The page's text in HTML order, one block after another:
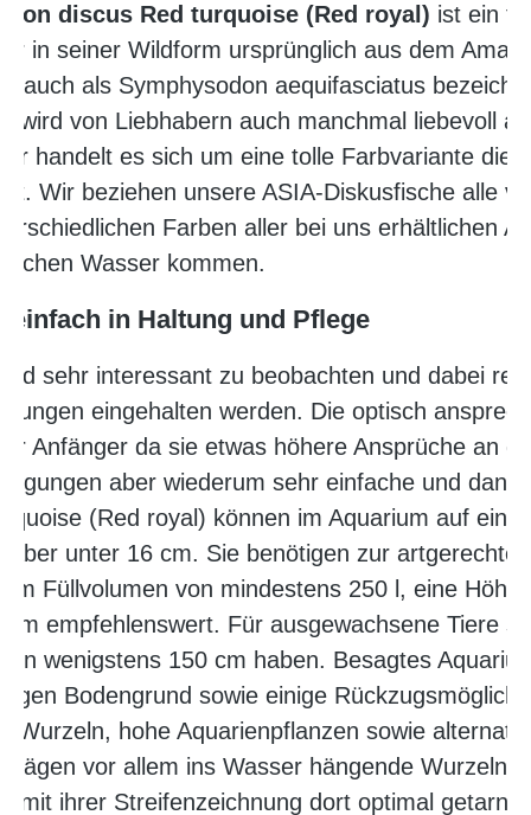
discus Red turquoise (Red royal) ist ein
in seiner Wildform ursprünglich aus dem
auch als Symphysodon aequifasciatus
wird von Liebhabern auch manchmal liebevoll
handelt es sich um eine tolle Farbvariante die
Wir beziehen unsere ASIA-Diskusfische alle
Farben aller bei uns erhältlichen
Wasser kommen.
in Haltung und Pflege
sehr interessant zu beobachten und dabei
eingehalten werden. Die optisch
Anfänger da sie etwas höhere Ansprüche an
aber wiederum sehr einfache und
(Red royal) können im Aquarium auf
aber unter 16 cm. Sie benötigen zur
Füllvolumen von mindestens 250 l, eine
empfehlenswert. Für ausgewachsene Tiere
wenigstens 150 cm haben. Besagtes
Bodengrund sowie einige
Wurzeln, hohe Aquarienpflanzen sowie
vor allem ins Wasser hängende Wurzeln
mit ihrer Streifenzeichnung dort optimal getarnt.